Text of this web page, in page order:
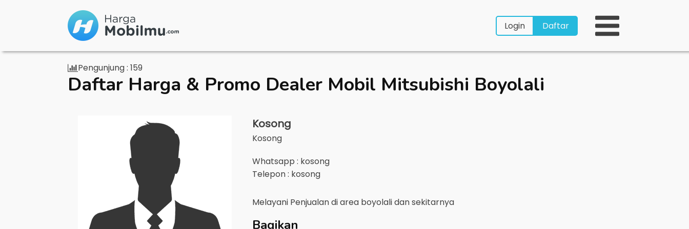
Login Daftar
Pengunjung : 159
Daftar Harga & Promo Dealer Mobil Mitsubishi Boyolali
Kosong
Kosong
Whatsapp : kosong
Telepon : kosong
Melayani Penjualan di area boyolalidan sekitarnya
Bagikan